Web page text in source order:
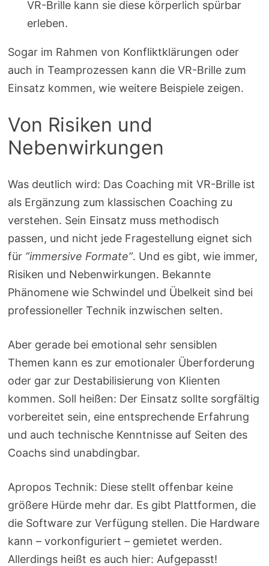
VR-Brille kann sie diese körperlich spürbar
erleben.
Sogar im Rahmen von Konfliktklärungen oder
auch in Teamprozessen kann die VR-Brille zum
Einsatz kommen, wie weitere Beispiele zeigen.
Von Risiken und
Nebenwirkungen
Was deutlich wird: Das Coaching mit VR-Brille ist
als Ergänzung zum klassischen Coaching zu
verstehen. Sein Einsatz muss methodisch
passen, und nicht jede Fragestellung eignet sich
für ”immersive Formate”. Und es gibt, wie immer,
Risiken und Nebenwirkungen. Bekannte
Phänomene wie Schwindel und Übelkeit sind bei
professioneller Technik inzwischen selten.
Aber gerade bei emotional sehr sensiblen
Themen kann es zur emotionaler Überforderung
oder gar zur Destabilisierung von Klienten
kommen. Soll heißen: Der Einsatz sollte sorgfältig
vorbereitet sein, eine entsprechende Erfahrung
und auch technische Kenntnisse auf Seiten des
Coachs sind unabdingbar.
Apropos Technik: Diese stellt offenbar keine
größere Hürde mehr dar. Es gibt Plattformen, die
die Software zur Verfügung stellen. Die Hardware
kann – vorkonfiguriert – gemietet werden.
Allerdings heißt es auch hier: Aufgepasst!